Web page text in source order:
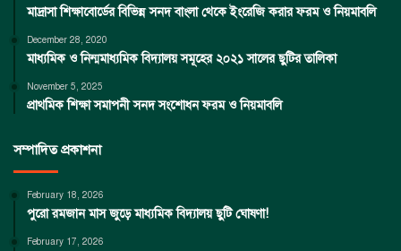
মাদ্রাসা শিক্ষাবোর্ডের বিভিন্ন সনদ বাংলা থেকে ইংরেজি করার ফরম ও নিয়মাবলি
December 28, 2020
মাধ্যমিক ও নিন্মমাধ্যমিক বিদ্যালয় সমূহের ২০২১ সালের ছুটির তালিকা
November 5, 2025
প্রাথমিক শিক্ষা সমাপনী সনদ সংশোধন ফরম ও নিয়মাবলি
সম্পাদিত প্রকাশনা
February 18, 2026
পুরো রমজান মাস জুড়ে মাধ্যমিক বিদ্যালয় ছুটি ঘোষণা!
February 17, 2026